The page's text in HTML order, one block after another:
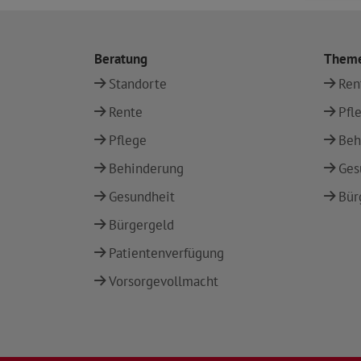
Beratung
Standorte
Rente
Pflege
Behinderung
Gesundheit
Bürgergeld
Patientenverfügung
Vorsorgevollmacht